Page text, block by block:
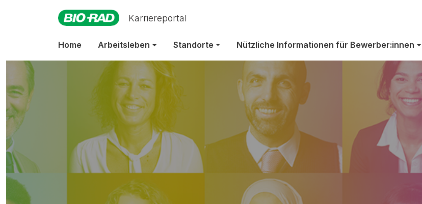
Karriereportal
Home Arbeitsleben Standorte Nützliche Informationen für Bewerber:innen
Leben bei